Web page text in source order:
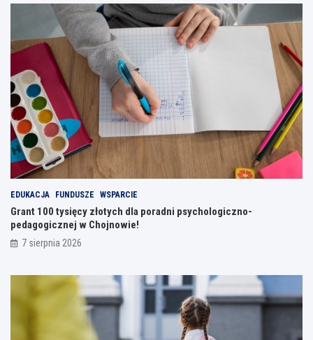
EDUKACJA FUNDUSZE WSPARCIE
Grant 100 tysięcy złotych dla poradni psychologiczno-
pedagogicznej w Chojnowie!
7 sierpnia 2026